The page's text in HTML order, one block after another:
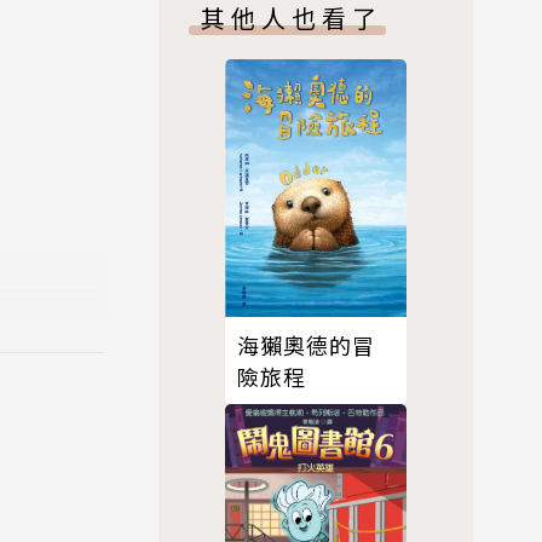
其他人也看了
海獺奧德的冒
險旅程